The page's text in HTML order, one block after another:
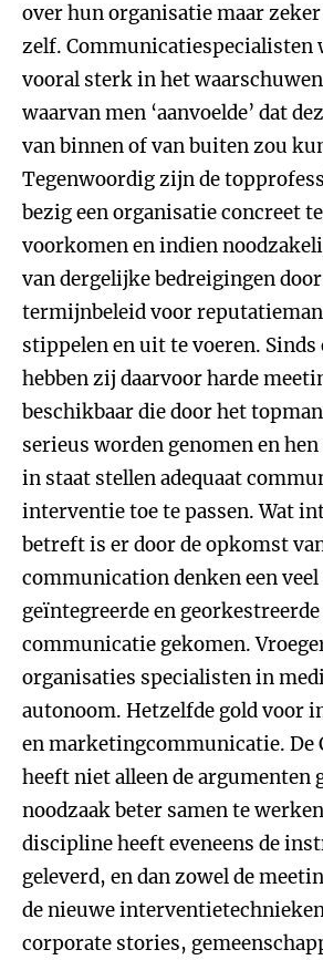
over hun organisatie maar
zelf. Communicatiespecialisten
vooral sterk in het
waarvan men ‘aanvoelde’ dat
van binnen of van buiten zou
Tegenwoordig zijn de
bezig een organisatie concreet
voorkomen en indien
van dergelijke bedreigingen door
termijnbeleid voor
stippelen en uit te voeren. Sinds
hebben zij daarvoor harde
beschikbaar die door het
serieus worden genomen en
in staat stellen adequaat
interventie toe te passen. Wat
betreft is er door de opkomst
communication denken een veel
geïntegreerde en
communicatie gekomen.
organisaties specialisten in
autonoom. Hetzelfde gold voor
en marketingcommunicatie. De
heeft niet alleen de argumenten
noodzaak beter samen te
discipline heeft eveneens de
geleverd, en dan zowel de
de nieuwe
corporate stories,